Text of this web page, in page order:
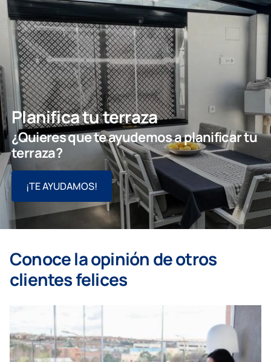
Planifica tu terraza
¿Quieres que te ayudemos a planificar tu
terraza?
¡TE AYUDAMOS!
Conoce la opinión de otros
clientes felices